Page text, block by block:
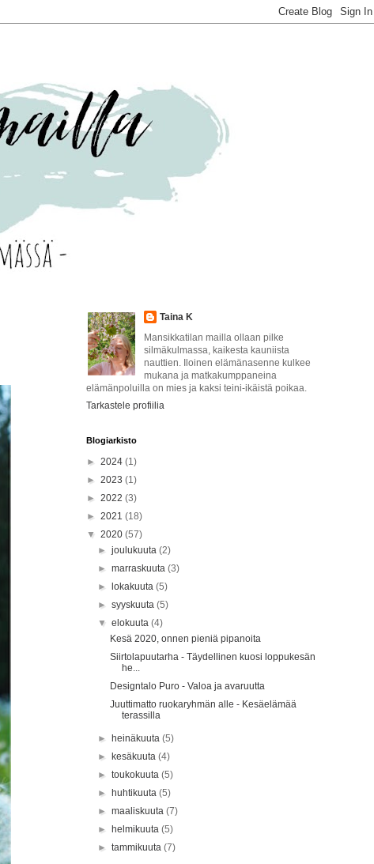
Taina K
Mansikkatilan mailla ollaan pilke
silmäkulmassa, kaikesta kauniista
nauttien. Iloinen elämänasenne kulkee
mukana ja matkakumppaneina
elämänpoluilla on mies ja kaksi teini-ikäistä poikaa.
Tarkastele profiilia
Blogiarkisto
► 2024 (1)
► 2023 (1)
► 2022 (3)
► 2021 (18)
▼ 2020 (57)
►joulukuuta(2)
►marraskuuta(3)
►
lokakuuta(5)
►syyskuuta(5)
▼elokuuta(4)
Kesä 2020, onnen pieniä pipanoita
Siirtolapuutarha - Täydellinen kuosi loppukesän
he...
Designtalo Puro - Valoa ja avaruutta
Juuttimatto ruokaryhmän alle - Kesäelämää
terassilla
► heinäkuuta(5)
►
kesäkuuta(4)
►toukokuuta(5)
►
huhtikuuta(5)
►maaliskuuta(7)
►
helmikuuta(5)
►tammikuuta(7)